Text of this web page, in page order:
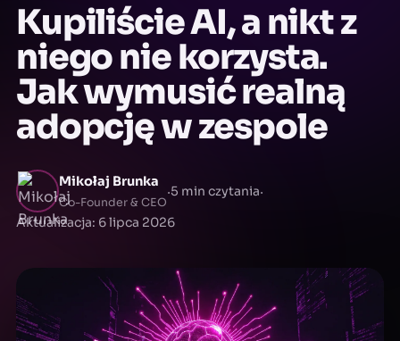
Kupiliście AI, a nikt z
niego nie korzysta.
Jak wymusić realną
adopcję w zespole
Mikołaj Brunka
Co-Founder & CEO
·5 min czytania·
Aktualizacja: 6 lipca 2026